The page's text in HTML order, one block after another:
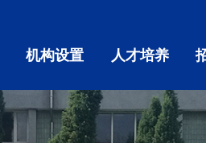
机构设置 人才培养